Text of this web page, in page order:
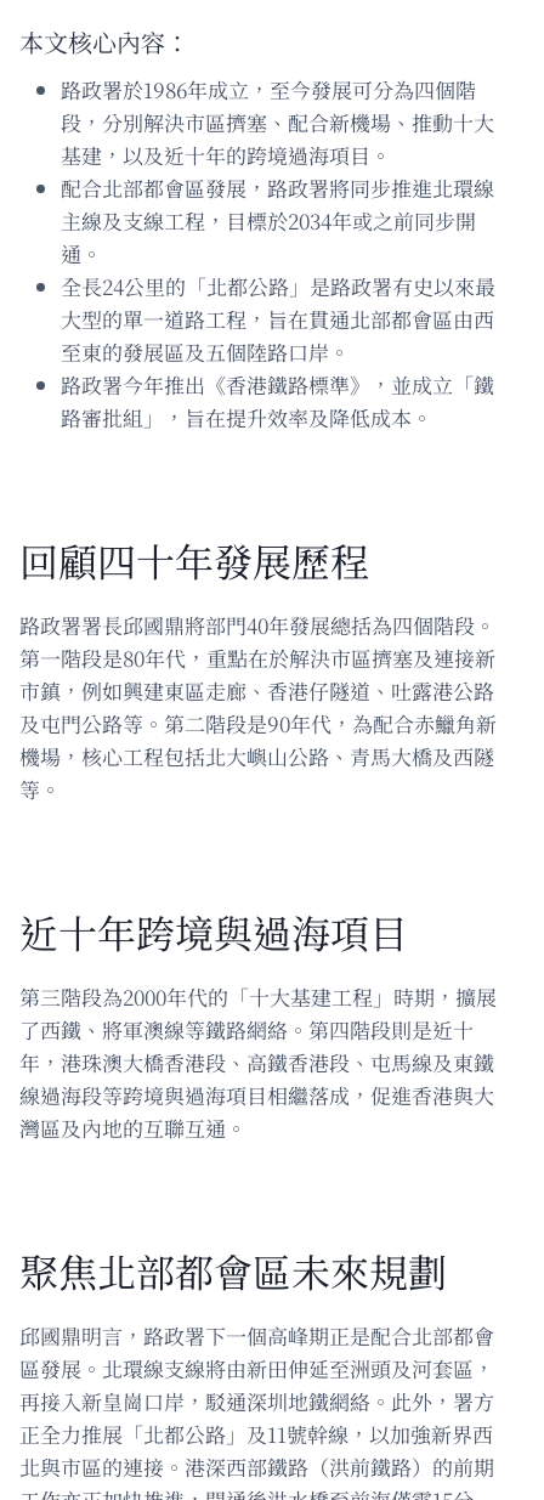
本文核心內容：
路政署於1986年成立，至今發展可分為四個階
段，分別解決市區擠塞、配合新機場、推動十大
基建，以及近十年的跨境過海項目。
配合北部都會區發展，路政署將同步推進北環線
主線及支線工程，目標於2034年或之前同步開
通。
全長24公里的「北都公路」是路政署有史以來最
大型的單一道路工程，旨在貫通北部都會區由西
至東的發展區及五個陸路口岸。
路政署今年推出《香港鐵路標準》，並成立「鐵
路審批組」，旨在提升效率及降低成本。
回顧四十年發展歷程
路政署署長邱國鼎將部門40年發展總括為四個階段。
第一階段是80年代，重點在於解決市區擠塞及連接新
市鎮，例如興建東區走廊、香港仔隧道、吐露港公路
及屯門公路等。第二階段是90年代，為配合赤鱲角新
機場，核心工程包括北大嶼山公路、青馬大橋及西隧
等。
近十年跨境與過海項目
第三階段為2000年代的「十大基建工程」時期，擴展
了西鐵、將軍澳線等鐵路網絡。第四階段則是近十
年，港珠澳大橋香港段、高鐵香港段、屯馬線及東鐵
線過海段等跨境與過海項目相繼落成，促進香港與大
灣區及內地的互聯互通。
聚焦北部都會區未來規劃
邱國鼎明言，路政署下一個高峰期正是配合北部都會
區發展。北環線支線將由新田伸延至洲頭及河套區，
再接入新皇崗口岸，駁通深圳地鐵網絡。此外，署方
正全力推展「北都公路」及11號幹線，以加強新界西
北與市區的連接。港深西部鐵路（洪前鐵路）的前期